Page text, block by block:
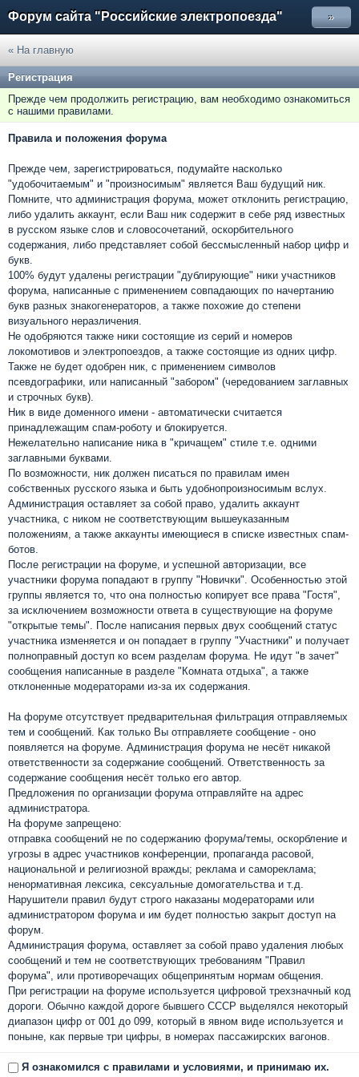
Форум сайта "Российские электропоезда" »
« На главную
Регистрация
Прежде чем продолжить регистрацию, вам необходимо ознакомиться
с нашими правилами.
Правила и положения форума
Прежде чем, зарегистрироваться, подумайте насколько
"удобочитаемым" и "произносимым" является Ваш будущий ник.
Помните, что администрация форума, может отклонить регистрацию,
либо удалить аккаунт, если Ваш ник содержит в себе ряд известных
в русском языке слов и словосочетаний, оскорбительного
содержания, либо представляет собой бессмысленный набор цифр и
букв.
100% будут удалены регистрации "дублирующие" ники участников
форума, написанные с применением совпадающих по начертанию
букв разных знакогенераторов, а также похожие до степени
визуального неразличения.
Не одобряются также ники состоящие из серий и номеров
локомотивов и электропоездов, а также состоящие из одних цифр.
Также не будет одобрен ник, с применением символов
псевдографики, или написанный "забором" (чередованием заглавных
и строчных букв).
Ник в виде доменного имени - автоматически считается
принадлежащим спам-роботу и блокируется.
Нежелательно написание ника в "кричащем" стиле т.е. одними
заглавными буквами.
По возможности, ник должен писаться по правилам имен
собственных русского языка и быть удобнопроизносимым вслух.
Администрация оставляет за собой право, удалить аккаунт
участника, с ником не соответствующим вышеуказанным
положениям, а также аккаунты имеющиеся в списке известных спам-
ботов.
После регистрации на форуме, и успешной авторизации, все
участники форума попадают в группу "Новички". Особенностью этой
группы является то, что она полностью копирует все права "Гостя",
за исключением возможности ответа в существующие на форуме
"открытые темы". После написания первых двух сообщений статус
участника изменяется и он попадает в группу "Участники" и получает
полноправный доступ ко всем разделам форума. Не идут "в зачет"
сообщения написанные в разделе "Комната отдыха", а также
отклоненные модераторами из-за их содержания.
На форуме отсутствует предварительная фильтрация отправляемых
тем и сообщений. Как только Вы отправляете сообщение - оно
появляется на форуме. Администрация форума не несёт никакой
ответственности за содержание сообщений. Ответственность за
содержание сообщения несёт только его автор.
Предложения по организации форума отправляйте на адрес
администратора.
На форуме запрещено:
отправка сообщений не по содержанию форума/темы, оскорбление и
угрозы в адрес участников конференции, пропаганда расовой,
национальной и религиозной вражды; реклама и самореклама;
ненормативная лексика, сексуальные домогательства и т.д.
Нарушители правил будут строго наказаны модераторами или
администратором форума и им будет полностью закрыт доступ на
форум.
Администрация форума, оставляет за собой право удаления любых
сообщений и тем не соответствующих требованиям "Правил
форума", или противоречащих общепринятым нормам общения.
При регистрации на форуме используется цифровой трехзначный код
дороги. Обычно каждой дороге бывшего СССР выделялся некоторый
диапазон цифр от 001 до 099, который в явном виде используется и
поныне, как первые три цифры, в номерах пассажирских вагонов.
Я ознакомился с правилами и условиями, и принимаю их.